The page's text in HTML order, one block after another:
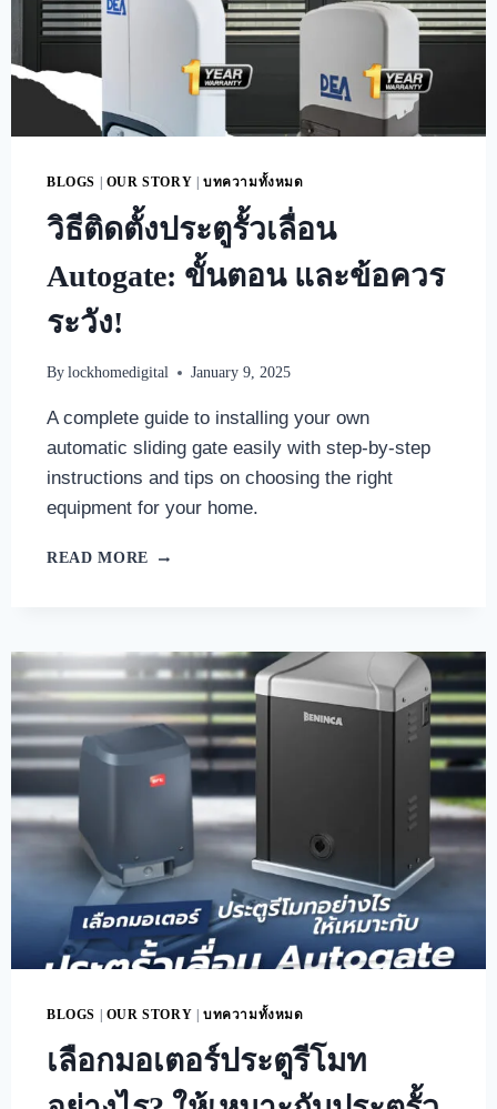
BLOGS | OUR STORY | บทความทั้งหมด
วิธีติดตั้งประตูรั้วเลื่อน
Autogate: ขั้นตอน และข้อควร
ระวัง!
By lockhomedigital January 9, 2025
A complete guide to installing your own
automatic sliding gate easily with step-by-step
instructions and tips on choosing the right
equipment for your home.
READ MORE
BLOGS | OUR STORY | บทความทั้งหมด
เลือกมอเตอร์ประตูรีโมท